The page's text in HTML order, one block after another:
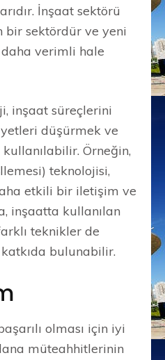
İnşaat sektörü
bir sektördür ve yeni
verimli hale
inşaat süreçlerini
düşürmek ve
Örneğin,
teknolojisi,
etkili bir iletişim ve
inşaatta kullanılan
teknikler de
bulunabilir.
olması için iyi
müteahhitlerinin